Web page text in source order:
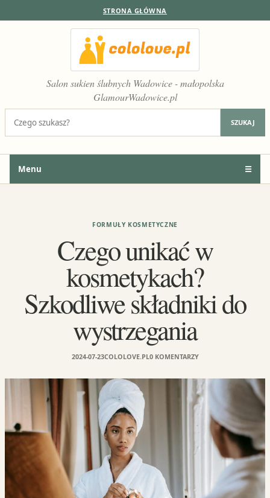
STRONA GŁÓWNA
Salon sukien ślubnych Wadowice - małopolska
GlamourWadowice.pl
SZUKAJ
Menu ☰
FORMUŁY KOSMETYCZNE
Czego unikać w
kosmetykach?
Szkodliwe składniki do
wystrzegania
2024-07-23COLOLOVE.PL0 KOMENTARZY